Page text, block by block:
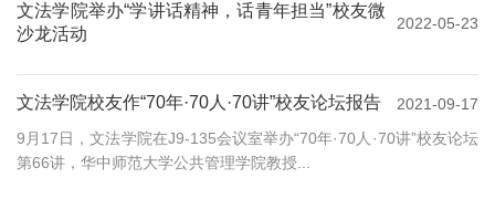
文法学院举办“学讲话精神，话青年担当”校友微
沙龙活动
2022-05-23
文法学院校友作“70年·70人·70讲”校友论坛报告
2021-09-17
9月17日，文法学院在J9-135会议室举办“70年·70人·70讲”校友论坛
第66讲，华中师范大学公共管理学院教授...